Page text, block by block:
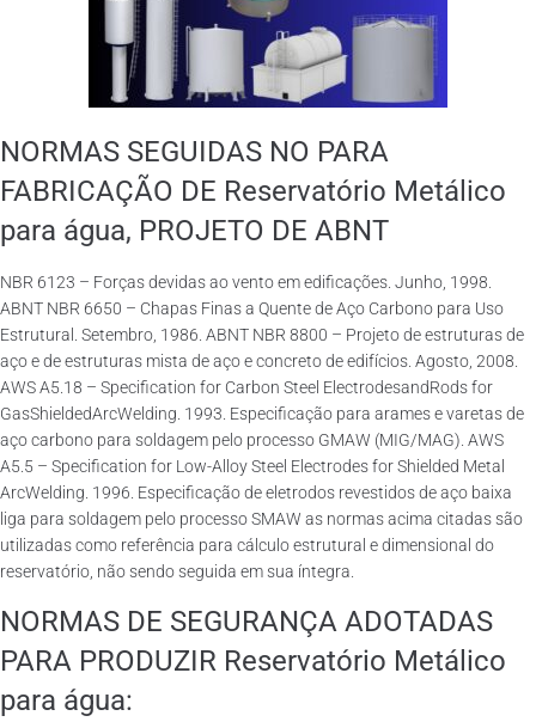
NORMAS SEGUIDAS NO PARA
FABRICAÇÃO DE Reservatório Metálico
para água, PROJETO DE ABNT
NBR 6123 – Forças devidas ao vento em edificações. Junho, 1998.
ABNT NBR 6650 – Chapas Finas a Quente de Aço Carbono para Uso
Estrutural. Setembro, 1986. ABNT NBR 8800 – Projeto de estruturas de
aço e de estruturas mista de aço e concreto de edifícios. Agosto, 2008.
AWS A5.18 – Specification for Carbon Steel ElectrodesandRods for
GasShieldedArcWelding. 1993. Especificação para arames e varetas de
aço carbono para soldagem pelo processo GMAW (MIG/MAG). AWS
A5.5 – Specification for Low-Alloy Steel Electrodes for Shielded Metal
ArcWelding. 1996. Especificação de eletrodos revestidos de aço baixa
liga para soldagem pelo processo SMAW as normas acima citadas são
utilizadas como referência para cálculo estrutural e dimensional do
reservatório, não sendo seguida em sua íntegra.
NORMAS DE SEGURANÇA ADOTADAS
PARA PRODUZIR Reservatório Metálico
para água: